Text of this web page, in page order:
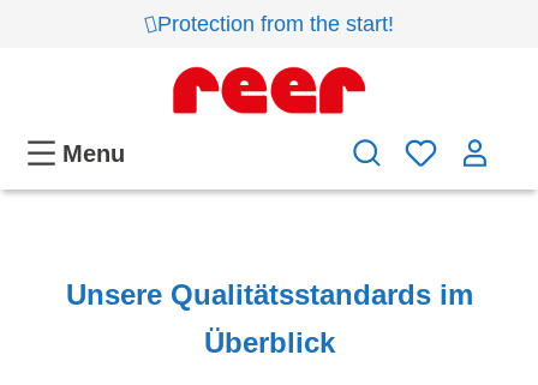
Protection from the start!
Menu
Unsere Qualitätsstandards im
Überblick